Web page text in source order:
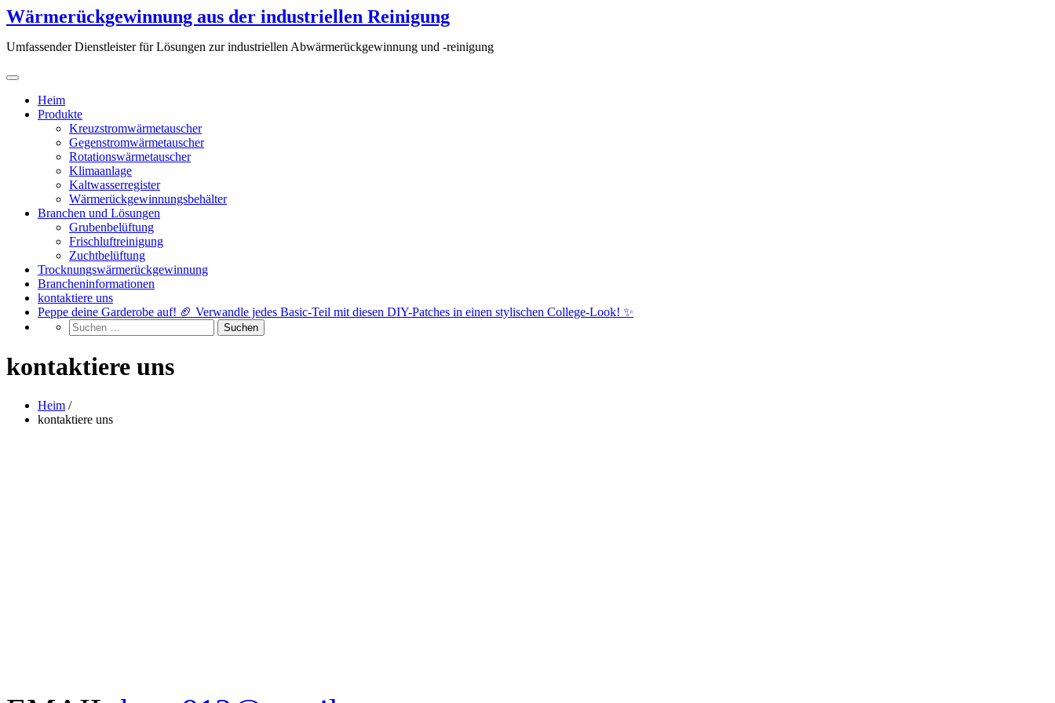
Zum
Inhalt
springen
Wärmerückgewinnung aus der industriellen Reinigung
Umfassender Dienstleister für Lösungen zur industriellen Abwärmerückgewinnung und -reinigung
Heim
Produkte
Kreuzstromwärmetauscher
Gegenstromwärmetauscher
Rotationswärmetauscher
Klimaanlage
Kaltwasserregister
Wärmerückgewinnungsbehälter
Branchen und Lösungen
Grubenbelüftung
Frischluftreinigung
Zuchtbelüftung
Trocknungswärmerückgewinnung
Brancheninformationen
kontaktiere uns
Peppe deine Garderobe auf! 🏈 Verwandle jedes Basic-Teil mit diesen DIY-Patches in einen stylischen College-Look! ✨
kontaktiere uns
Heim /
kontaktiere uns